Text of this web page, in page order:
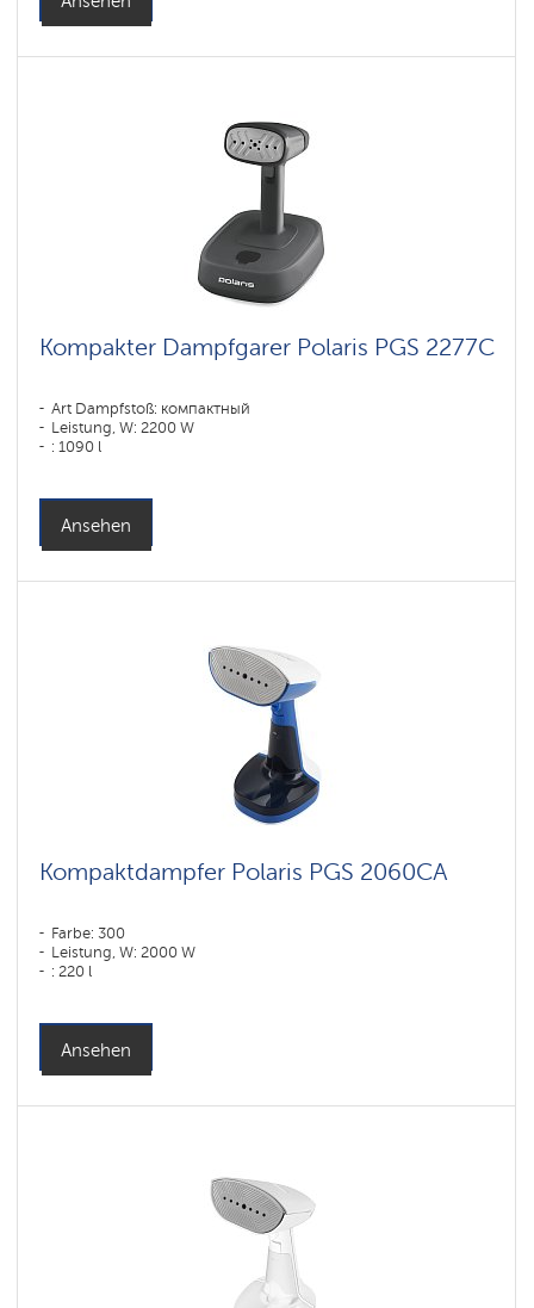
Kompakter Dampfgarer Polaris PGS 2277C
Art Dampfstoß: компактный
Leistung, W: 2200 W
: 1090 l
Ansehen
Kompaktdampfer Polaris PGS 2060CA
Farbe: 300
Leistung, W: 2000 W
: 220 l
Ansehen